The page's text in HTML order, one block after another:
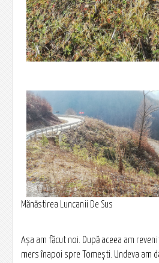
Mănăstirea Luncanii De Sus
Așa am făcut noi. După aceea am
mers înapoi spre Tomești. Undeva am